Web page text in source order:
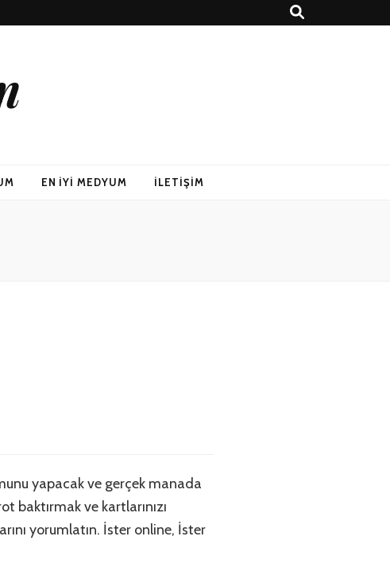
EN İYI MEDYUM İLETIŞIM
yapacak ve gerçek manada
baktırmak ve kartlarınızı
yorumlatın. İster online, İster